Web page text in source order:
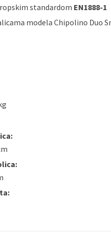
standardom EN1888-1
modela Chipolino Duo